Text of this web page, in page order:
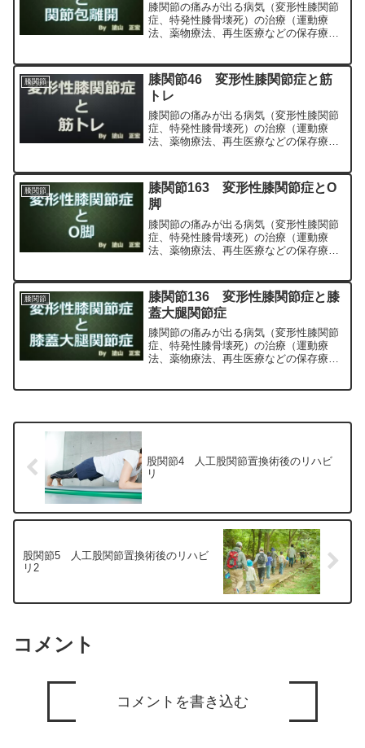
膝関節の痛みが出る病気（変形性膝関節
症、特発性膝骨壊死）の治療（運動療
法、薬物療法、再生医療などの保存療
専門医（人工関節手術を専門）の塗山正
宏が色々と説明します。
膝関節
膝関節46 変形性膝関節症と筋
トレ
膝関節の痛みが出る病気（変形性膝関節
症、特発性膝骨壊死）の治療（運動療
法、薬物療法、再生医療などの保存療
専門医（人工関節手術を専門）の塗山正
宏が色々と説明します。
膝関節
膝関節163 変形性膝関節症とO
脚
膝関節の痛みが出る病気（変形性膝関節
症、特発性膝骨壊死）の治療（運動療
法、薬物療法、再生医療などの保存療
専門医（人工関節手術を専門）の塗山正
宏が色々と説明します。
膝関節
膝関節136 変形性膝関節症と膝
蓋大腿関節症
膝関節の痛みが出る病気（変形性膝関節
症、特発性膝骨壊死）の治療（運動療
法、薬物療法、再生医療などの保存療
股関節4 人工股関節置換術後のリハビ
リ
股関節5 人工股関節置換術後のリハビ
リ2
コメント
コメントを書き込む